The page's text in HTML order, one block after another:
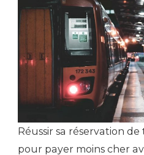
Réussir sa réservation
pour payer moins cher